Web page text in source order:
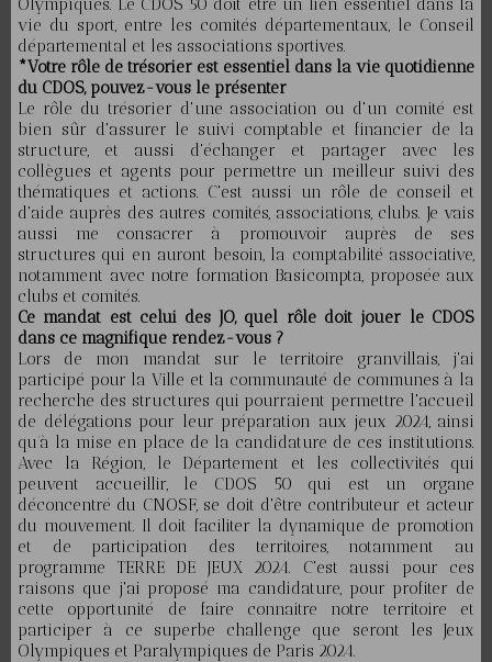
vie du sport, entre les comités départementaux, le Conseil
départemental et les associations sportives.
*Votre rôle de trésorier est essentiel dans la vie quotidienne
du CDOS, pouvez-vous le présenter
Le rôle du trésorier d'une association ou d'un comité est
bien sûr d'assurer le suivi comptable et financier de la
structure, et aussi d'échanger et partager avec les
collègues et agents pour permettre un meilleur suivi des
thématiques et actions. C'est aussi un rôle de conseil et
d'aide auprès des autres comités, associations, clubs. Je vais
aussi me consacrer à promouvoir auprès de ses
structures qui en auront besoin, la comptabilité associative,
notamment avec notre formation Basicompta, proposée aux
clubs et comités.
Ce mandat est celui des JO, quel rôle doit jouer le CDOS
dans ce magnifique rendez-vous ?
Lors de mon mandat sur le territoire granvillais, j'ai
participé pour la Ville et la communauté de communes à la
recherche des structures qui pourraient permettre l'accueil
de délégations pour leur préparation aux jeux 2024, ainsi
qu’à la mise en place de la candidature de ces institutions.
Avec la Région, le Département et les collectivités qui
peuvent accueillir, le CDOS 50 qui est un organe
déconcentré du CNOSF, se doit d'être contributeur et acteur
du mouvement. Il doit faciliter la dynamique de promotion
et de participation des territoires, notamment au
programme TERRE DE JEUX 2024. C'est aussi pour ces
raisons que j'ai proposé ma candidature, pour profiter de
cette opportunité de faire connaitre notre territoire et
participer à ce superbe challenge que seront les Jeux
Olympiques et Paralympiques de Paris 2024.